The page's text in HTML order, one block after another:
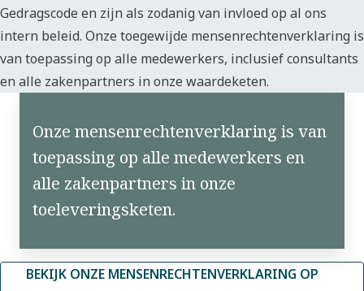
Gedragscode en zijn als zodanig van invloed op al ons
intern beleid. Onze toegewijde mensenrechtenverklaring is
van toepassing op alle medewerkers, inclusief consultants
en alle zakenpartners in onze waardeketen.
Onze mensenrechtenverklaring is van
toepassing op alle medewerkers en
alle zakenpartners in onze
toeleveringsketen.
BEKIJK ONZE MENSENRECHTENVERKLARING OP